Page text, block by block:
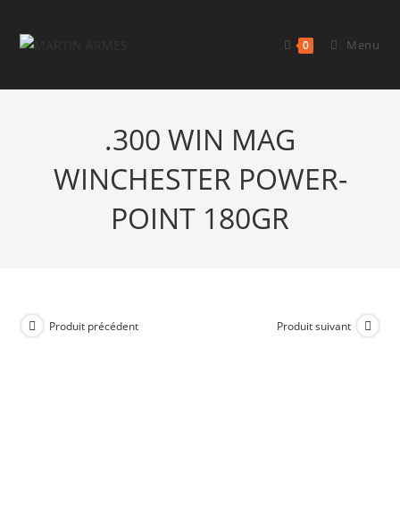
0 Menu
.300 WIN MAG
WINCHESTER POWER-
POINT 180GR
Produit précédent Produit suivant